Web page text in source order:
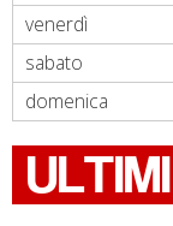
venerdì
sabato
domenica